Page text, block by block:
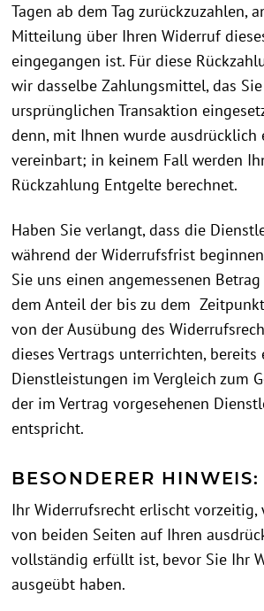
Tagen ab dem Tag zurückzuzahlen,
Mitteilung über Ihren Widerruf
eingegangen ist. Für diese
wir dasselbe Zahlungsmittel, das
ursprünglichen Transaktion
denn, mit Ihnen wurde ausdrücklich
vereinbart; in keinem Fall werden
Rückzahlung Entgelte berechnet.
Haben Sie verlangt, dass die
während der Widerrufsfrist
Sie uns einen angemessenen
dem Anteil der bis zu dem
von der Ausübung des
dieses Vertrags unterrichten, bereits
Dienstleistungen im Vergleich zum
der im Vertrag vorgesehenen
entspricht.
BESONDERER HINWEIS:
Ihr Widerrufsrecht erlischt vorzeitig,
von beiden Seiten auf Ihren
vollständig erfüllt ist, bevor Sie Ihr
ausgeübt haben.